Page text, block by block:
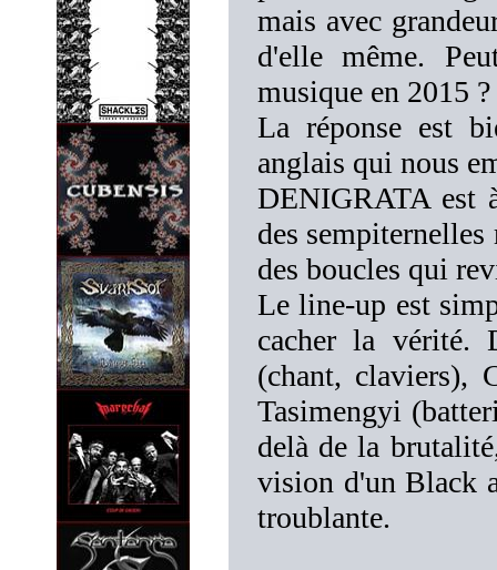
mais avec
d'elle même.
musique en 2015 ?
La réponse est
anglais qui nous
DENIGRATA est
des sempiternelles
des boucles qui
Le line-up est
cacher la vérité.
(chant, claviers),
Tasimengyi
delà de la
vision d'un Black
troublante.